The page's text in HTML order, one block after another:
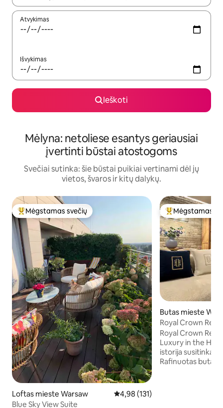
Atvykimas
Išvykimas
Ieškoti
Mėlyna: netoliese esantys geriausiai
įvertinti būstai atostogoms
Svečiai sutinka: šie būstai puikiai vertinami dėl jų
vietos, švaros ir kitų dalykų.
Svečių mėgstamiausias
Mėgstamas svečių
Loftas mieste Warsaw Vidutinis įvertinimas: 4,98 iš 5,
4,98 (131)
Blue Sky View Suite
Svečių
Mėgstamas
Butas mieste
Royal Crown
Town Luxury
Royal Crown
Luxury in the
istorija susitinka
Rafinuotas butas